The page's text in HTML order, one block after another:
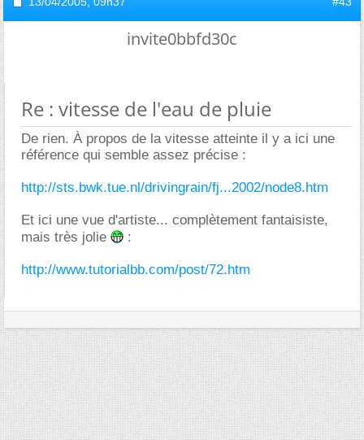
invite0bbfd30c
Re : vitesse de l'eau de pluie
De rien. À propos de la vitesse atteinte il y a ici une
référence qui semble assez précise :
http://sts.bwk.tue.nl/drivingrain/fj...2002/node8.htm
Et ici une vue d'artiste... complètement fantaisiste,
mais très jolie
:
http://www.tutorialbb.com/post/72.htm